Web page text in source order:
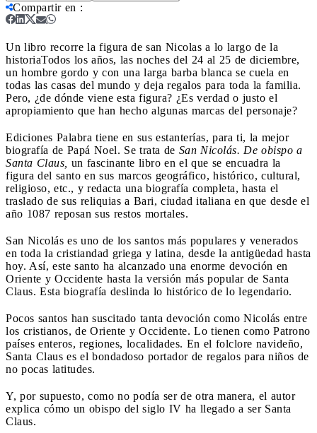
Compartir en :
Un libro recorre la figura de san Nicolas a lo largo de la
historiaTodos los años, las noches del 24 al 25 de diciembre,
un hombre gordo y con una larga barba blanca se cuela en
todas las casas del mundo y deja regalos para toda la familia.
Pero, ¿de dónde viene esta figura? ¿Es verdad o justo el
apropiamiento que han hecho algunas marcas del personaje?
Ediciones Palabra tiene en sus estanterías, para ti, la mejor
biografía de Papá Noel. Se trata de San Nicolás. De obispo a
Santa Claus, un fascinante libro en el que se encuadra la
figura del santo en sus marcos geográfico, histórico, cultural,
religioso, etc., y redacta una biografía completa, hasta el
traslado de sus reliquias a Bari, ciudad italiana en que desde el
año 1087 reposan sus restos mortales.
San Nicolás es uno de los santos más populares y venerados
en toda la cristiandad griega y latina, desde la antigüedad hasta
hoy. Así, este santo ha alcanzado una enorme devoción en
Oriente y Occidente hasta la versión más popular de Santa
Claus. Esta biografía deslinda lo histórico de lo legendario.
Pocos santos han suscitado tanta devoción como Nicolás entre
los cristianos, de Oriente y Occidente. Lo tienen como Patrono
países enteros, regiones, localidades. En el folclore navideño,
Santa Claus es el bondadoso portador de regalos para niños de
no pocas latitudes.
Y, por supuesto, como no podía ser de otra manera, el autor
explica cómo un obispo del siglo IV ha llegado a ser Santa
Claus.